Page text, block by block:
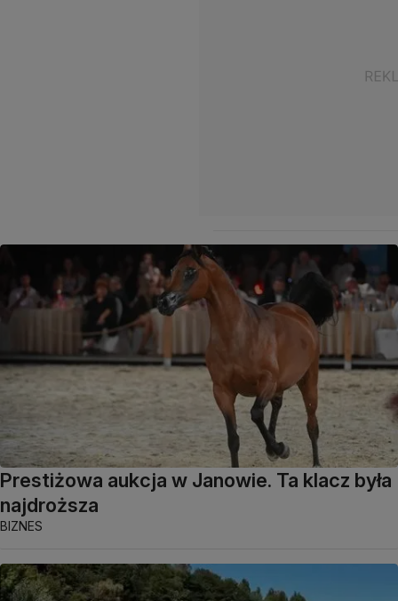
Prestiżowa aukcja w Janowie. Ta klacz była
najdroższa
BIZNES